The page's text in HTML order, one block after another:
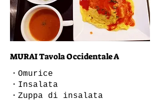
MURAI Tavola Occidentale A
・Omurice
・Insalata
・Zuppa di insalata